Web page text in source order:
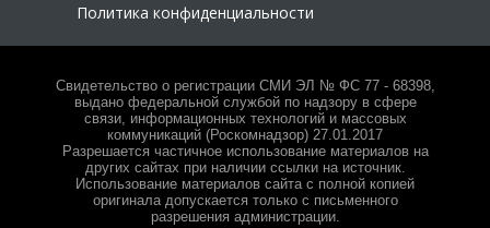
Политика конфиденциальности
Свидетельство о регистрации СМИ ЭЛ № ФС 77 - 68398,
выдано федеральной службой по надзору в сфере
связи, информационных технологий и массовых
коммуникаций (Роскомнадзор) 27.01.2017
Разрешается частичное использование материалов на
других сайтах при наличии ссылки на источник.
Использование материалов сайта с полной копией
оригинала допускается только с письменного
разрешения администрации.